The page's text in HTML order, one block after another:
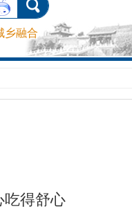
乡融合
得舒心